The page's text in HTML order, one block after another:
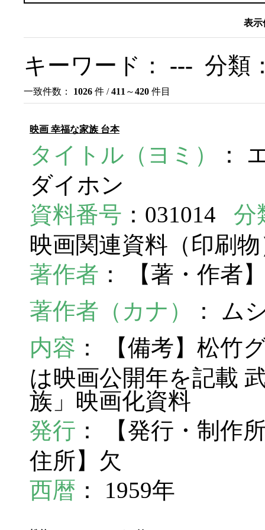
表示
キーワード： --- 分類
一致件数： 1026 件 /411 ～420 件目
映画 幸福な家族 台本
タイトル（ヨミ）
：
ダイホン
資料番号 ：031014 分
映画関連資料（印刷
著作者 ： 【著・作者
著作者（カナ）
： ム
内容 ： 【備考】松竹
は映画公開年を記載
族」映画化資料
発行 ： 【発行・制作
住所】欠
西暦 ： 1959年